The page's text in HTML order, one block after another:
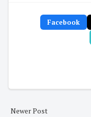
Facebook
Newer Post